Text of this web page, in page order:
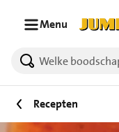
Menu
Recepten